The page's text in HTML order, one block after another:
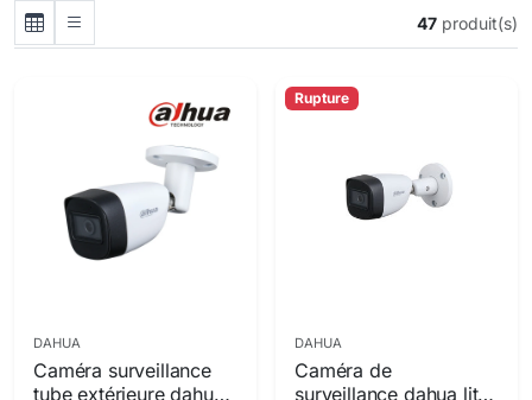
47 produit(s)
DAHUA
Caméra surveillance
tube extérieure dahua
Rupture
DAHUA
Caméra de
surveillance dahua lite